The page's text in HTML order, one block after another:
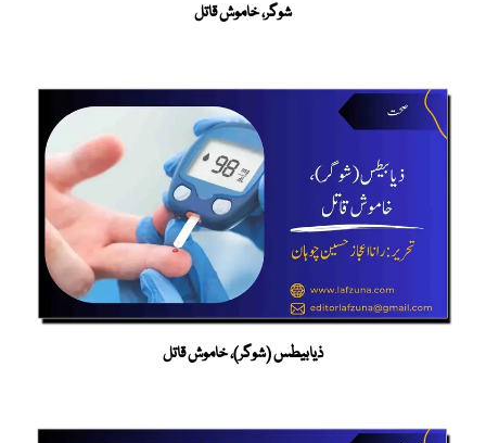
شوگر، خاموش قاتل
ذیابیطس (شوگر)، خاموش قاتل